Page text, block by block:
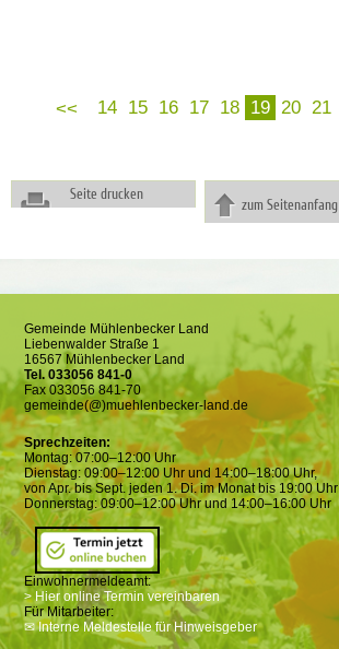
14 15 16 17 18 19 20 21
Seite drucken
zum Seitenanfang
Gemeinde Mühlenbecker Land
Liebenwalder Straße 1
16567 Mühlenbecker Land
Tel. 033056 841-0
Fax 033056 841-70
gemeinde(@)muehlenbecker-land.de
Sprechzeiten:
Montag: 07:00–12:00 Uhr
Dienstag: 09:00–12:00 Uhr und 14:00–18:00 Uhr,
von Apr. bis Sept. jeden 1. Di. im Monat bis 19:00 Uhr
Donnerstag: 09:00–12:00 Uhr und 14:00–16:00 Uhr
Einwohnermeldeamt:
> Hier online Termin vereinbaren
Für Mitarbeiter:
✉ Interne Meldestelle für Hinweisgeber